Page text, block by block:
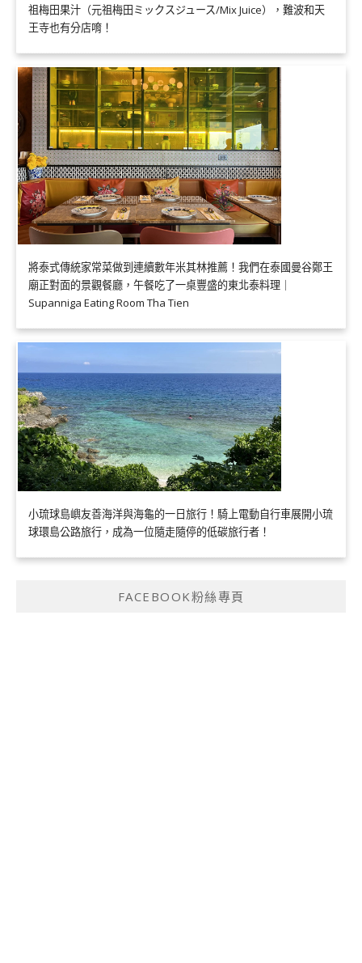
祖梅田果汁（元祖梅田ミックスジュース/Mix Juice），難波和天
王寺也有分店唷！
將泰式傳統家常菜做到連續數年米其林推薦！我們在泰國曼谷鄭王
廟正對面的景觀餐廳，午餐吃了一桌豐盛的東北泰料理｜
Supanniga Eating Room Tha Tien
小琉球島嶼友善海洋與海龜的一日旅行！騎上電動自行車展開小琉
球環島公路旅行，成為一位隨走隨停的低碳旅行者！
FACEBOOK粉絲專頁